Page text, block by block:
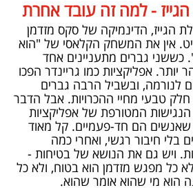
- למה זה עובד אחרת
הגייז, הדינמיקה של סקס מזדמן
אין את המשחק הקלאסי של "הוא
כששני גברים מתעניינים אחד
יותר. אפליקציות כמו גריינדר הפכו
לנורמה, ובשביל הרבה גברים
טבעי מחיי ההכרויות. אבל הדבר
המטורפת של אפליקציות
שאנשים הם חד-פעמיים. קל מאוד
בלי חיבור רגשי, ואחרי כמה
ויש גם את הנושא של בטיחות -
כל מפגש מזדמן הוא בטוח, ולא כל
הוא מי שהוא אומר שהוא.